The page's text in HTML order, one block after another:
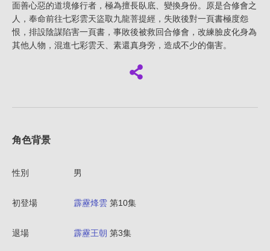
面善心惡的道境修行者，極為擅長臥底、變換身份。原是合修會之
人，奉命前往七彩雲天盜取九龍菩提經，失敗後對一頁書極度怨
恨，排設陰謀陷害一頁書，事敗後被救回合修會，改練臉皮化身為
其他人物，混進七彩雲天、素還真身旁，造成不少的傷害。
角色背景
性別 男
初登場 霹靂烽雲 第10集
退場 霹靂王朝 第3集